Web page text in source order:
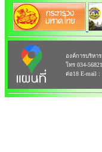
องค์การบริหา
โทร 034-
ต่อ18 E-mail :